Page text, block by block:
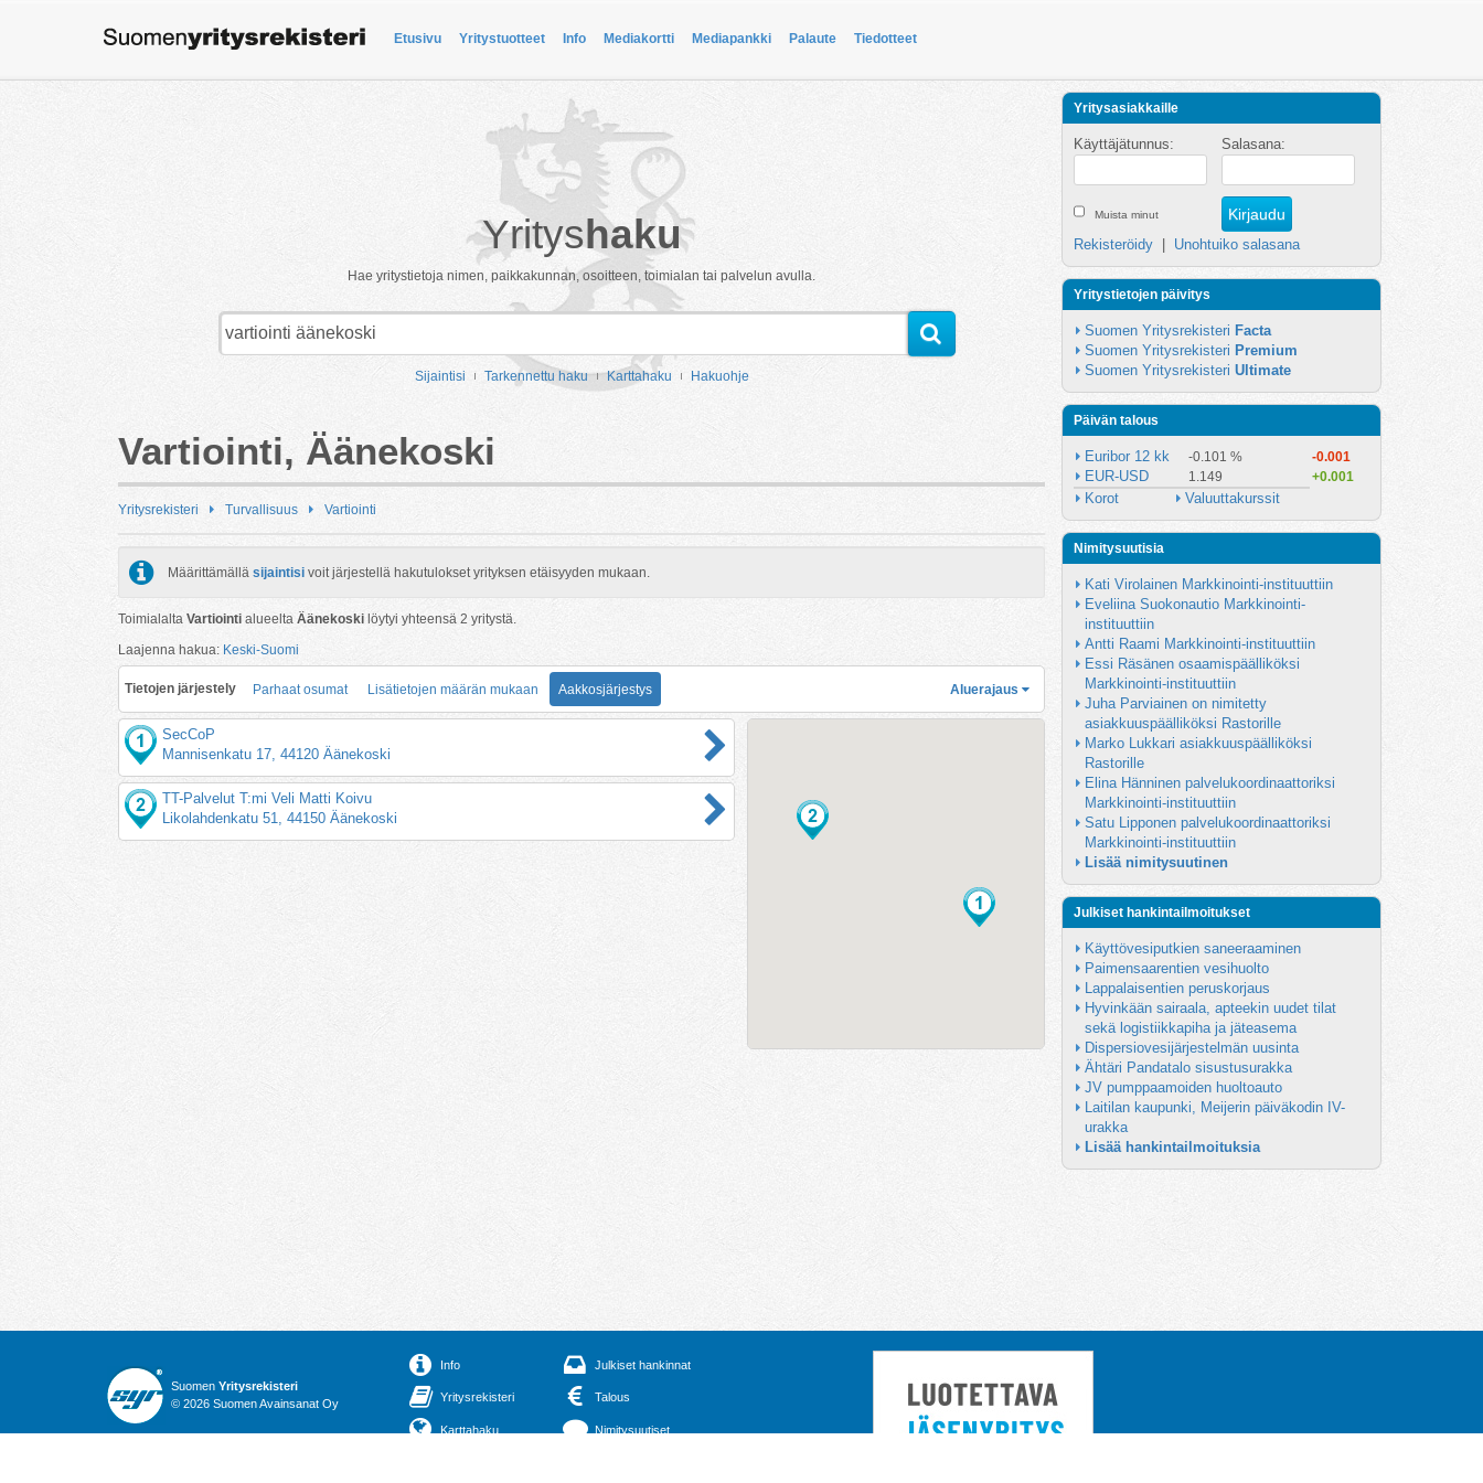
Etusivu Yritystuotteet Info Mediakortti Mediapankki Palaute Tiedotteet
Yrityshaku
Hae yritystietoja nimen, paikkakunnan, osoitteen, toimialan tai palvelun avulla.
Sijaintisi Tarkennettu haku Karttahaku Hakuohje
Vartiointi, Äänekoski
Yritysrekisteri Turvallisuus Vartiointi
Määrittämällä sijaintisi voit järjestellä hakutulokset yrityksen etäisyyden mukaan.
Toimialalta Vartiointi alueelta Äänekoski löytyi yhteensä 2 yritystä.
Laajenna hakua: Keski-Suomi
Tietojen järjestely Parhaat osumat Lisätietojen määrän mukaan Aakkosjärjestys Aluerajaus
SecCoP
Mannisenkatu 17, 44120 Äänekoski
TT-Palvelut T:mi Veli Matti Koivu
Likolahdenkatu 51, 44150 Äänekoski
Yritysasiakkaille
Käyttäjätunnus: Salasana:
Muista minut
Rekisteröidy Unohtuiko salasana
Yritystietojen päivitys
Suomen Yritysrekisteri Facta
Suomen Yritysrekisteri Premium
Suomen Yritysrekisteri Ultimate
Päivän talous
Euribor 12 kk -0.101 % -0.001
EUR-USD 1.149 +0.001
Korot Valuuttakurssit
Nimitysuutisia
Kati Virolainen Markkinointi-instituuttiin
Eveliina Suokonautio Markkinointi-
instituuttiin
Antti Raami Markkinointi-instituuttiin
Essi Räsänen osaamispäälliköksi
Markkinointi-instituuttiin
Juha Parviainen on nimitetty
asiakkuuspäälliköksi Rastorille
Marko Lukkari asiakkuuspäälliköksi
Rastorille
Elina Hänninen palvelukoordinaattoriksi
Markkinointi-instituuttiin
Satu Lipponen palvelukoordinaattoriksi
Markkinointi-instituuttiin
Lisää nimitysuutinen
Julkiset hankintailmoitukset
Käyttövesiputkien saneeraaminen
Paimensaarentien vesihuolto
Lappalaisentien peruskorjaus
Hyvinkään sairaala, apteekin uudet tilat
sekä logistiikkapiha ja jäteasema
Dispersiovesijärjestelmän uusinta
Ähtäri Pandatalo sisustusurakka
JV pumppaamoiden huoltoauto
Laitilan kaupunki, Meijerin päiväkodin IV-
urakka
Lisää hankintailmoituksia
Suomen Yritysrekisteri
© 2026 Suomen Avainsanat Oy
Info
Yritysrekisteri
Karttahaku
Julkiset hankinnat
Talous
Nimitysuutiset